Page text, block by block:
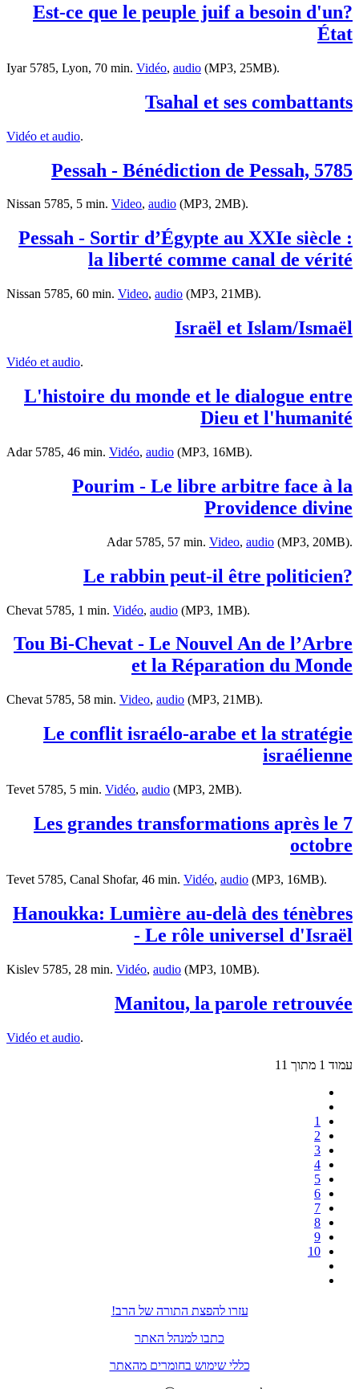
?Est-ce que le peuple juif a besoin d'un
État
Iyar 5785, Lyon, 70 min. Vidéo, audio (MP3, 25MB).
Tsahal et ses combattants
Vidéo et audio.
Pessah - Bénédiction de Pessah, 5785
Nissan 5785, 5 min. Video, audio (MP3, 2MB).
Pessah - Sortir d’Égypte au XXIe siècle :
la liberté comme canal de vérité
Nissan 5785, 60 min. Video, audio (MP3, 21MB).
Israël et Islam/Ismaël
Vidéo et audio.
L'histoire du monde et le dialogue entre
Dieu et l'humanité
Adar 5785, 46 min. Vidéo, audio (MP3, 16MB).
Pourim - Le libre arbitre face à la
Providence divine
Adar 5785, 57 min. Video, audio (MP3, 20MB).
?Le rabbin peut-il être politicien
Chevat 5785, 1 min. Vidéo, audio (MP3, 1MB).
Tou Bi-Chevat - Le Nouvel An de l’Arbre
et la Réparation du Monde
Chevat 5785, 58 min. Video, audio (MP3, 21MB).
Le conflit israélo-arabe et la stratégie
israélienne
Tevet 5785, 5 min. Vidéo, audio (MP3, 2MB).
Les grandes transformations après le 7
octobre
Tevet 5785, Canal Shofar, 46 min. Vidéo, audio (MP3, 16MB).
Hanoukka: Lumière au-delà des ténèbres
- Le rôle universel d'Israël
Kislev 5785, 28 min. Vidéo, audio (MP3, 10MB).
Manitou, la parole retrouvée
Vidéo et audio.
עמוד 1 מתוך 11
1
2
3
4
5
6
7
8
9
10
עזרו להפצת התורה של הרב!
כתבו למנהל האתר
כללי שימוש בחומרים מהאתר